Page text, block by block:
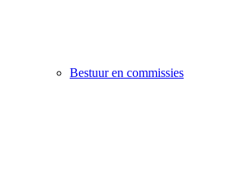
Bestuur en commissies